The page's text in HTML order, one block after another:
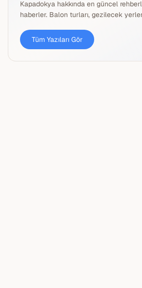
Kapadokya hakkında en güncel
haberler. Balon turları, gezilecek
Tüm Yazıları Gör